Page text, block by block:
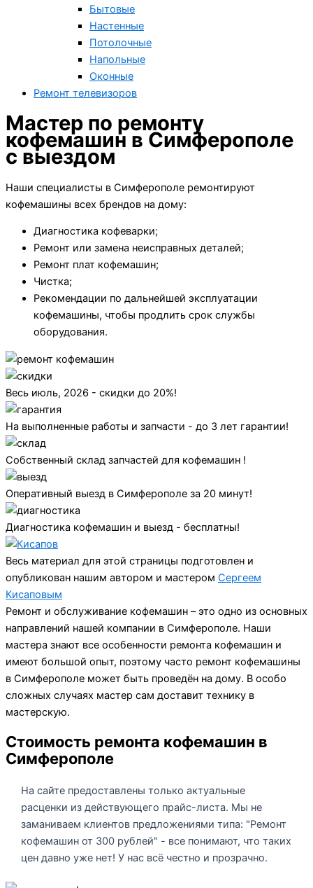
Бытовые
Настенные
Потолочные
Напольные
Оконные
Ремонт телевизоров
Мастер по ремонту
кофемашин в Симферополе
с выездом
Наши специалисты в Симферополе ремонтируют
кофемашины всех брендов на дому:
Диагностика кофеварки;
Ремонт или замена неисправных деталей;
Ремонт плат кофемашин;
Чистка;
Рекомендации по дальнейшей эксплуатации
кофемашины, чтобы продлить срок службы
оборудования.
Весь июль, 2026 - скидки до 20%!
На выполненные работы и запчасти - до 3 лет гарантии!
Собственный склад запчастей для кофемашин !
Оперативный выезд в Симферополе за 20 минут!
Диагностика кофемашин и выезд - бесплатны!
Весь материал для этой страницы подготовлен и
опубликован нашим автором и мастером Сергеем
Кисаповым
Ремонт и обслуживание кофемашин – это одно из основных
направлений нашей компании в Симферополе. Наши
мастера знают все особенности ремонта кофемашин и
имеют большой опыт, поэтому часто ремонт кофемашины
в Симферополе может быть проведён на дому. В особо
сложных случаях мастер сам доставит технику в
мастерскую.
Стоимость ремонта кофемашин в
Симферополе
На сайте предоставлены только актуальные
расценки из действующего прайс-листа. Мы не
заманиваем клиентов предложениями типа: "Ремонт
кофемашин от 300 рублей" - все понимают, что таких
цен давно уже нет! У нас всё честно и прозрачно.